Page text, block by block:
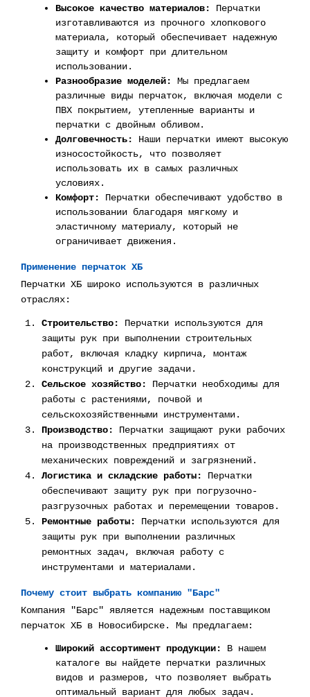
Высокое качество материалов:
Перчатки
изготавливаются из прочного хлопкового
материала, который обеспечивает надежную
защиту и комфорт при длительном
использовании.
Разнообразие моделей:
Мы предлагаем
различные виды перчаток, включая модели с
ПВХ покрытием, утепленные варианты и
перчатки с двойным обливом.
Долговечность:
Наши перчатки имеют высокую
износостойкость, что позволяет
использовать их в самых различных
условиях.
Комфорт:
Перчатки обеспечивают удобство в
использовании благодаря мягкому и
эластичному материалу, который не
ограничивает движения.
Применение перчаток ХБ
Перчатки ХБ широко используются в различных
отраслях:
Строительство:
Перчатки используются для
защиты рук при выполнении строительных
работ, включая кладку кирпича, монтаж
конструкций и другие задачи.
Сельское хозяйство:
Перчатки необходимы для
работы с растениями, почвой и
сельскохозяйственными инструментами.
Производство:
Перчатки защищают руки рабочих
на производственных предприятиях от
механических повреждений и загрязнений.
Логистика и складские работы:
Перчатки
обеспечивают защиту рук при погрузочно-
разгрузочных работах и перемещении товаров.
Ремонтные работы:
Перчатки используются для
защиты рук при выполнении различных
ремонтных задач, включая работу с
инструментами и материалами.
Почему стоит выбрать компанию "Барс"
Компания "Барс" является надежным поставщиком
перчаток ХБ в Новосибирске. Мы предлагаем:
Широкий ассортимент продукции:
В нашем
каталоге вы найдете перчатки различных
видов и размеров, что позволяет выбрать
оптимальный вариант для любых задач.